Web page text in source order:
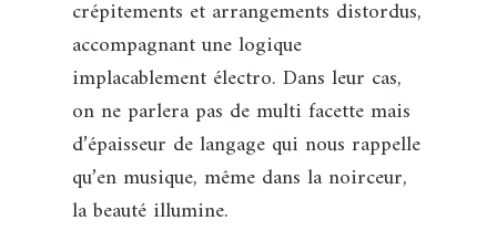
crépitements et arrangements distordus,
accompagnant une logique
implacablement électro. Dans leur cas,
on ne parlera pas de multi facette mais
d’épaisseur de langage qui nous rappelle
qu’en musique, même dans la noirceur,
la beauté illumine.